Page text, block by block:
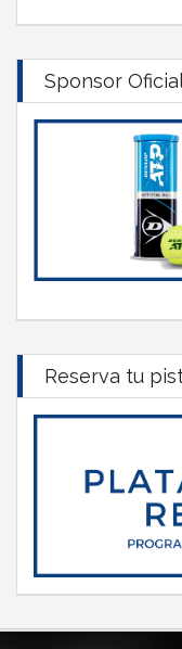
Sponsor
Reserva tu